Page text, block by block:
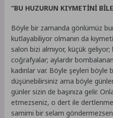
“BU HUZURUN KIYMETİNİ
Böyle bir zamanda gönlümüz
kutlayabiliyor olmanın da
salon bizi almıyor, küçük
coğrafyalar; aylardır
kadınlar var. Böyle şeyleri böyle
düşünebilirsiniz ama böyle
günler sizin de başınıza gelir.
etmezseniz, o dert ile
samimi bir selam